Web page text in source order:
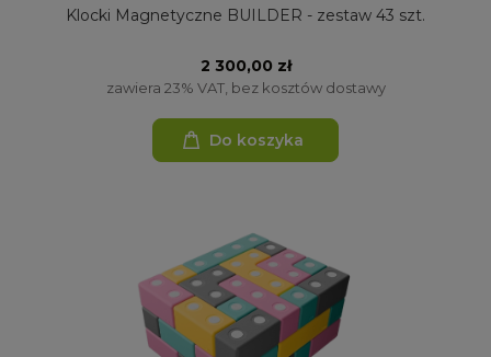
Klocki Magnetyczne BUILDER - zestaw 43 szt.
2 300,00 zł
zawiera 23% VAT, bez kosztów dostawy
Do koszyka